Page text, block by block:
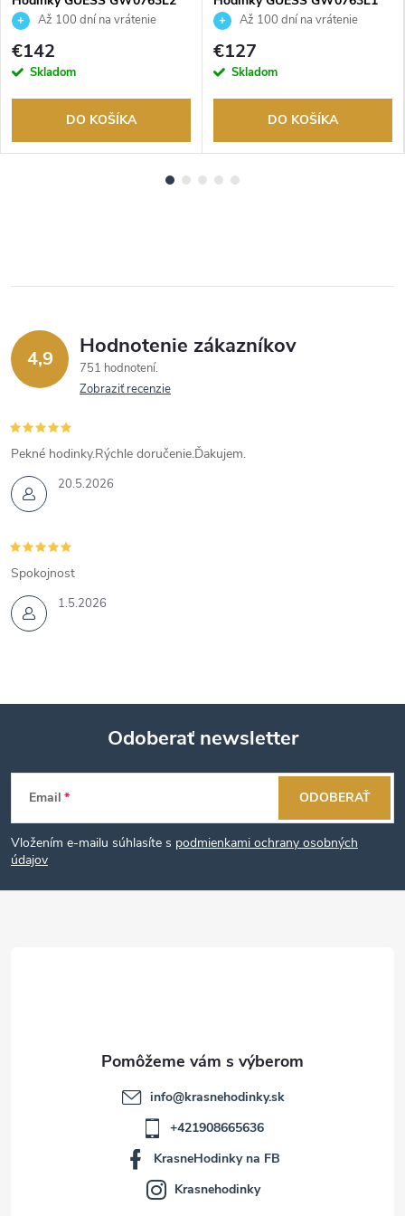
Až 100 dní na vrátenie
tovaru. Autorizovaný predajca.
€142
Skladom
DO KOŠÍKA
Až 100 dní na vrátenie
tovaru. Autorizovaný predajca.
€127
Skladom
DO KOŠÍKA
4,9 Hodnotenie zákazníkov
751 hodnotení
Zobraziť recenzie
20.5.2026
Pekné hodinky.Rýchle doručenie.Ďakujem.
1.5.2026
Spokojnost
Z
á
p
Odoberať newsletter
Email
Vložením e-mailu súhlasíte s podmienkami ochrany osobných
údajov
ODOBERAŤ
info@krasnehodinky.sk
+421908665636
KrasneHodinky na FB
Krasnehodinky